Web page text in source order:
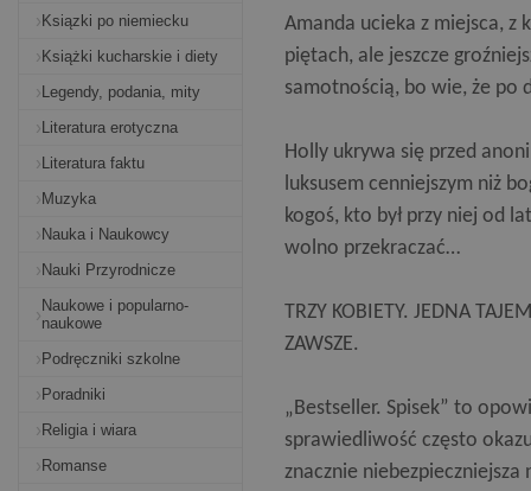
Ksiązki po niemiecku
Książki kucharskie i diety
Legendy, podania, mity
Literatura erotyczna
Literatura faktu
Muzyka
Nauka i Naukowcy
Nauki Przyrodnicze
Naukowe i popularno-
naukowe
Podręczniki szkolne
Poradniki
Religia i wiara
Romanse
Amanda ucieka z miejsca,
piętach, ale jeszcze
samotnością, bo wie, że po
Holly ukrywa się przed
luksusem cenniejszym niż
kogoś, kto był przy niej od
wolno przekraczać…
TRZY KOBIETY. JEDNA
ZAWSZE.
„Bestseller. Spisek” to
sprawiedliwość często
znacznie niebezpieczniejsza